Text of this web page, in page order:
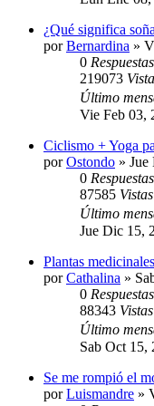
¿Qué significa
porBernardina »
0 Respuestas
219073
Último
Vie Feb 03,
Ciclismo + Yoga
porOstondo » Jue
0 Respuestas
87585 Vistas
Último
Jue Dic 15,
Plantas medicinales
porCathalina »
0 Respuestas
88343 Vistas
Último
Sab Oct 15,
Se me rompió el
porLuismandre »